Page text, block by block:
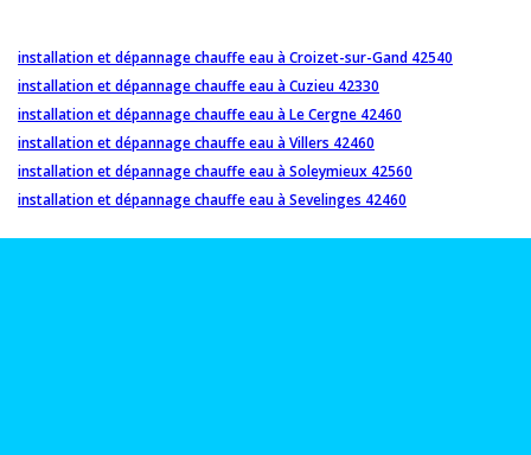
installation et dépannage chauffe eau à Croizet-sur-Gand 42540
installation et dépannage chauffe eau à Cuzieu 42330
installation et dépannage chauffe eau à Le Cergne 42460
installation et dépannage chauffe eau à Villers 42460
installation et dépannage chauffe eau à Soleymieux 42560
installation et dépannage chauffe eau à Sevelinges 42460